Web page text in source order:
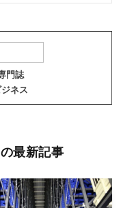
門誌
ネス
最新記事